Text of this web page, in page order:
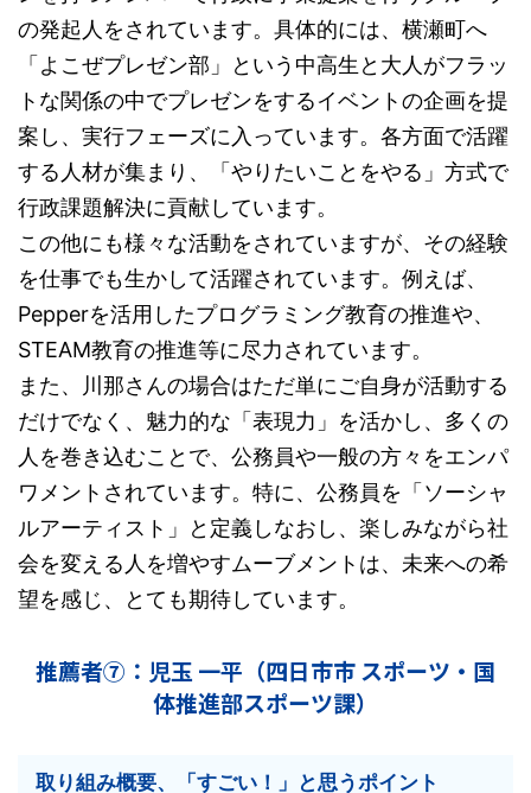
の発起人をされています。具体的には、横瀬町へ
「よこぜプレゼン部」という中高生と大人がフラッ
トな関係の中でプレゼンをするイベントの企画を提
案し、実行フェーズに入っています。各方面で活躍
する人材が集まり、「やりたいことをやる」方式で
行政課題解決に貢献しています。
この他にも様々な活動をされていますが、その経験
を仕事でも生かして活躍されています。例えば、
Pepperを活用したプログラミング教育の推進や、
STEAM教育の推進等に尽力されています。
また、川那さんの場合はただ単にご自身が活動する
だけでなく、魅力的な「表現力」を活かし、多くの
人を巻き込むことで、公務員や一般の方々をエンパ
ワメントされています。特に、公務員を「ソーシャ
ルアーティスト」と定義しなおし、楽しみながら社
会を変える人を増やすムーブメントは、未来への希
望を感じ、とても期待しています。
推薦者⑦：児玉 一平（四日市市 スポーツ・国
体推進部スポーツ課）
取り組み概要、「すごい！」と思うポイント